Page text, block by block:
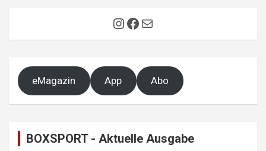
Instagram
Facebook
E-Mail
eMagazin App Abo
BOXSPORT - Aktuelle Ausgabe